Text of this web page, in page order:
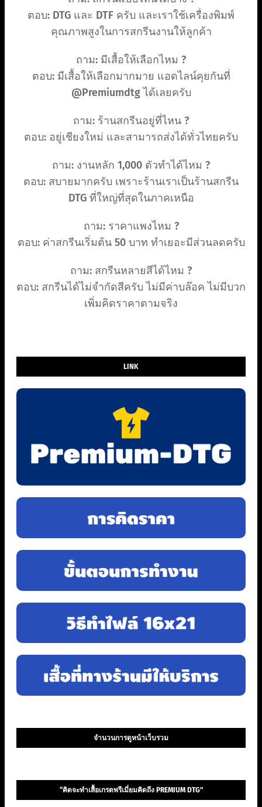
ตอบ: DTG และ DTF ครับ และเราใช้เครื่องพิมพ์
คุณภาพสูงในการสกรีนงานให้ลูกค้า
ถาม: มีเสื้อให้เลือกไหม ?
ตอบ: มีเสื้อให้เลือกมากมาย แอดไลน์คุยกันที่
@Premiumdtg ได้เลยครับ
ถาม: ร้านสกรีนอยู่ที่ไหน ?
ตอบ: อยู่เชียงใหม่ และสามารถส่งได้ทั่วไทยครับ
ถาม: งานหลัก 1,000 ตัวทำได้ไหม ?
ตอบ: สบายมากครับ เพราะร้านเราเป็นร้านสกรีน
DTG ที่ใหญ่ที่สุดในภาคเหนือ
ถาม: ราคาแพงไหม ?
ตอบ: ค่าสกรีนเริ่มต้น 50 บาท ทำเยอะมีส่วนลดครับ
ถาม: สกรีนหลายสีได้ไหม ?
ตอบ: สกรีนได้ไม่จำกัดสีครับ ไม่มีค่าบล๊อค ไม่มีบวก
เพิ่มคิดราคาตามจริง
LINK
จำนวนการดูหน้าเว็บรวม
“คิดจะทำเสื้อเกรดพรีเมี่ยมคิดถึง PREMIUM DTG”